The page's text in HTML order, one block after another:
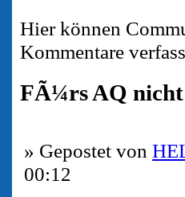
Hier können
Kommentare
FÃ¼rs AQ nicht
» Gepostet von
00:12